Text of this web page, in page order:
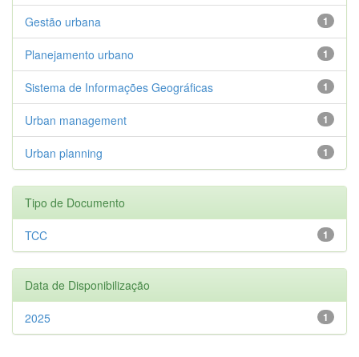
1
Gestão urbana
1
Planejamento urbano
1
Sistema de Informações Geográficas
1
Urban management
1
Urban planning
Tipo de Documento
1
TCC
Data de Disponibilização
1
2025